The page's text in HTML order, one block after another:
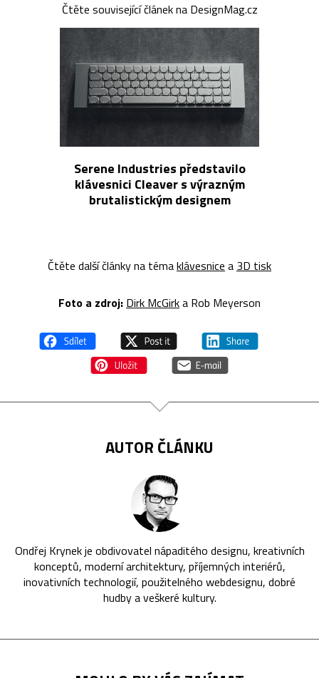
Čtěte související článek na DesignMag.cz
Serene Industries představilo
klávesnici Cleaver s výrazným
brutalistickým designem
Čtěte další články na témaklávesnice a 3D tisk
Foto a zdroj: Dirk McGirka Rob Meyerson
AUTOR ČLÁNKU
Ondřej Krynek je obdivovatel nápaditého designu, kreativních
konceptů, moderní architektury, příjemných interiérů,
inovativních technologií, použitelného webdesignu, dobré
hudby a veškeré kultury.